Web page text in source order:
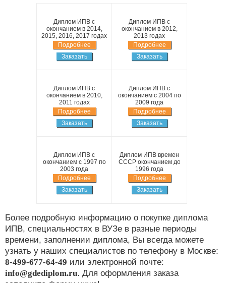
Диплом ИПВ с
окончанием в 2014,
2015, 2016, 2017 годах
Подробнее
Заказать
Диплом ИПВ с
окончанием в 2012,
2013 годах
Подробнее
Заказать
Диплом ИПВ с
окончанием в 2010,
2011 годах
Подробнее
Заказать
Диплом ИПВ с
окончанием с 2004 по
2009 года
Подробнее
Заказать
Диплом ИПВ с
окончанием с 1997 по
2003 года
Подробнее
Заказать
Диплом ИПВ времен
СССР окончанием до
1996 года
Подробнее
Заказать
Более подробную информацию о покупке диплома
ИПВ, специальностях в ВУЗе в разные периоды
времени, заполнении диплома, Вы всегда можете
узнать у наших специалистов по телефону в Москве:
8-499-677-64-49 или электронной почте:
info@gdediplom.ru. Для оформления заказа